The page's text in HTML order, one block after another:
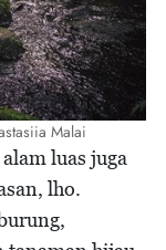
Malai
luas juga
lho.